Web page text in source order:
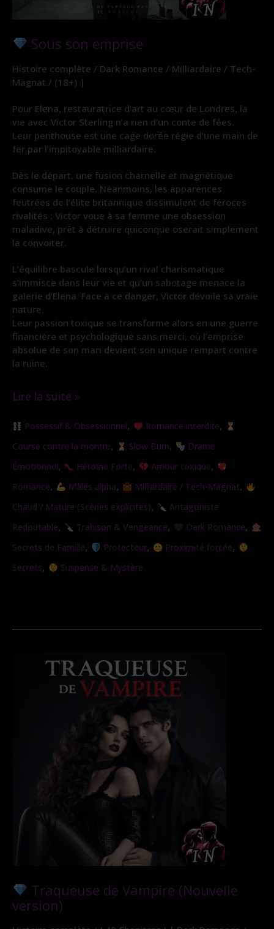
Sous son emprise
Histoire complète / Dark Romance / Milliardaire / Tech-
Magnat / (18+) |
Pour Elena, restauratrice d’art au cœur de Londres, la
vie avec Victor Sterling n’a rien d’un conte de fées.
Leur penthouse est une cage dorée régie d’une main de
fer par l’impitoyable milliardaire.
Dès le départ, une fusion charnelle et magnétique
consume le couple. Néanmoins, les apparences
feutrées de l’élite britannique dissimulent de féroces
rivalités : Victor voue à sa femme une obsession
maladive, prêt à détruire quiconque oserait simplement
la convoiter.
L’équilibre bascule lorsqu’un rival charismatique
s’immisce dans leur vie et qu’un sabotage menace la
galerie d’Elena. Face à ce danger, Victor dévoile sa vraie
nature.
Leur passion toxique se transforme alors en une guerre
financière et psychologique sans merci, où l’emprise
absolue de son mari devient son unique rempart contre
la ruine.
Lire la suite »
Possessif & Obsessionnel, Romance interdite,
Course contre la montre, Slow Burn,
Drame
Émotionnel, Héroïne Forte, Amour toxique,
Romance, Mâles alpha, Milliardaire / Tech-Magnat,
Chaud / Mature (Scènes explicites),
Antagoniste
Redoutable, Trahison & Vengeance, Dark Romance,
Secrets de Famille, Protecteur, Proximité forcée,
Secrets, Suspense & Mystère
Traqueuse de Vampire (Nouvelle
version)